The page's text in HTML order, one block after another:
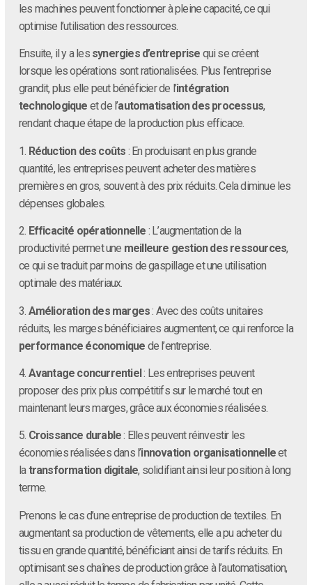
les machines peuvent fonctionner à pleine capacité, ce qui
optimise l’utilisation des ressources.
Ensuite, il y a les synergies d’entreprise qui se créent
lorsque les opérations sont rationalisées. Plus l’entreprise
grandit, plus elle peut bénéficier de l’intégration
technologique et de l’automatisation des processus,
rendant chaque étape de la production plus efficace.
1. Réduction des coûts : En produisant en plus grande
quantité, les entreprises peuvent acheter des matières
premières en gros, souvent à des prix réduits. Cela diminue les
dépenses globales.
2. Efficacité opérationnelle : L’augmentation de la
productivité permet une meilleure gestion des ressources,
ce qui se traduit par moins de gaspillage et une utilisation
optimale des matériaux.
3. Amélioration des marges: Avec des coûts unitaires
réduits, les marges bénéficiaires augmentent, ce qui renforce la
performance économique de l’entreprise.
4. Avantage concurrentiel: Les entreprises peuvent
proposer des prix plus compétitifs sur le marché tout en
maintenant leurs marges, grâce aux économies réalisées.
5. Croissance durable: Elles peuvent réinvestir les
économies réalisées dans l’innovation organisationnelleet
latransformation digitale, solidifiant ainsi leur position à long
terme.
Prenons le cas d’une entreprise de production de textiles. En
augmentant sa production de vêtements, elle a pu acheter du
tissu en grande quantité, bénéficiant ainsi de tarifs réduits. En
optimisant ses chaînes de production grâce à l’automatisation,